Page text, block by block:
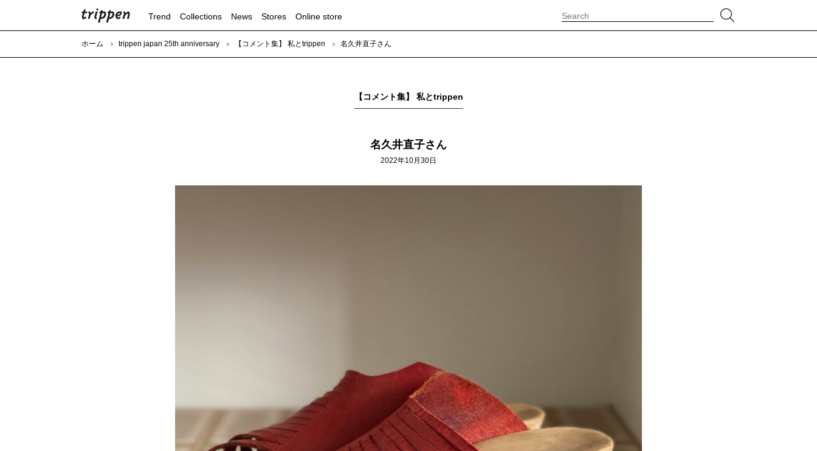
Trend Collections News Stores Online store
ホーム trippen japan 25th anniversary 【コメント集】 私とtrippen 名久井直子さん
【コメント集】 私とtrippen
名久井直子さん
2022年10月30日